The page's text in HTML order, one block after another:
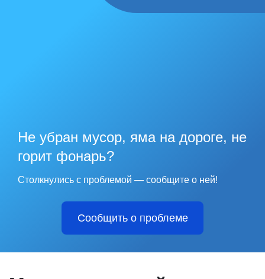
Не убран мусор, яма на дороге, не
горит фонарь?
Столкнулись с проблемой — сообщите о ней!
Сообщить о проблеме